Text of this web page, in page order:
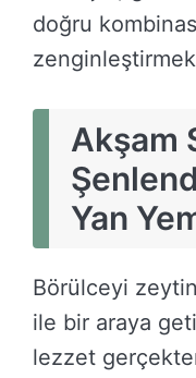
doğru
Akşam
Yan
Börülceyi
ile bir araya
lezzet